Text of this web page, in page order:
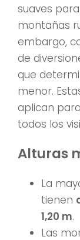
suaves
montañas
embargo,
de
que
menor.
aplican
todos los
Alturas
La
tienen
1,20 m.
Las